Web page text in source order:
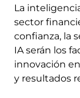
La
sector
confianza, la
IA serán los
innovación
y resultados